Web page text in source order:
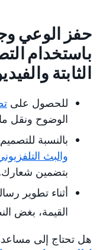
حفز الوعي
باستخدام
الثابتة
للحصول على
الوضوح ونقل
بالنسبة
والبث
بتضمين شعارك.
أثناء تطوير
القيمة، بغض
هل تحتاج إلى